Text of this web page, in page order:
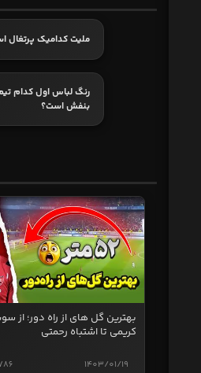
ملیت کدامیک پرتغال
رنگ لباس اول کدام
بنفش است؟
بهترین گل های از راه دور؛ از
کریمی تا اشتباه رحمتی
14786 1403/01/19